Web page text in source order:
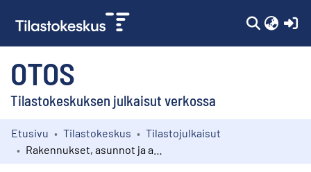
OTOS
Tilastokeskuksen julkaisut verkossa
Kokoelmat
Etusivu Tilastokeskus
Tilastojulkaisut